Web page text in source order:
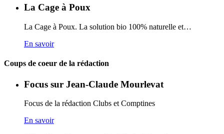
La Cage à Poux
La Cage à Poux. La solution bio 100% naturelle et…
En savoir
Coups de coeur de la rédaction
Focus sur Jean-Claude Mourlevat
Focus de la rédaction Clubs et Comptines
En savoir